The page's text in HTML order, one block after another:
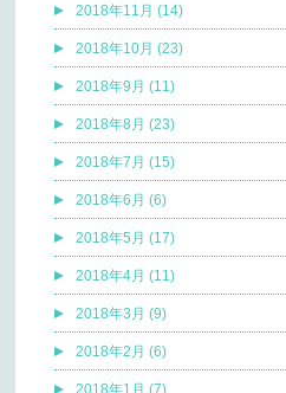
2018年11月 (14)
2018年10月 (23)
2018年9月 (11)
2018年8月 (23)
2018年7月 (15)
2018年6月 (6)
2018年5月 (17)
2018年4月 (11)
2018年3月 (9)
2018年2月 (6)
2018年1月 (7)